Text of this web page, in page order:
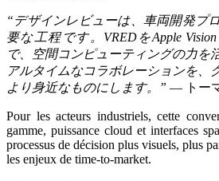
“デザインレビューは、車両開発プ
要な工程です。VREDをApple
で、空間コンピューティングの力を
アルタイムなコラボレーションを、
より身近なものにします。” — トー
Pour les acteurs industriels, cette
gamme, puissance cloud et interfaces
processus de décision plus visuels, plus
les enjeux de time-to-market.